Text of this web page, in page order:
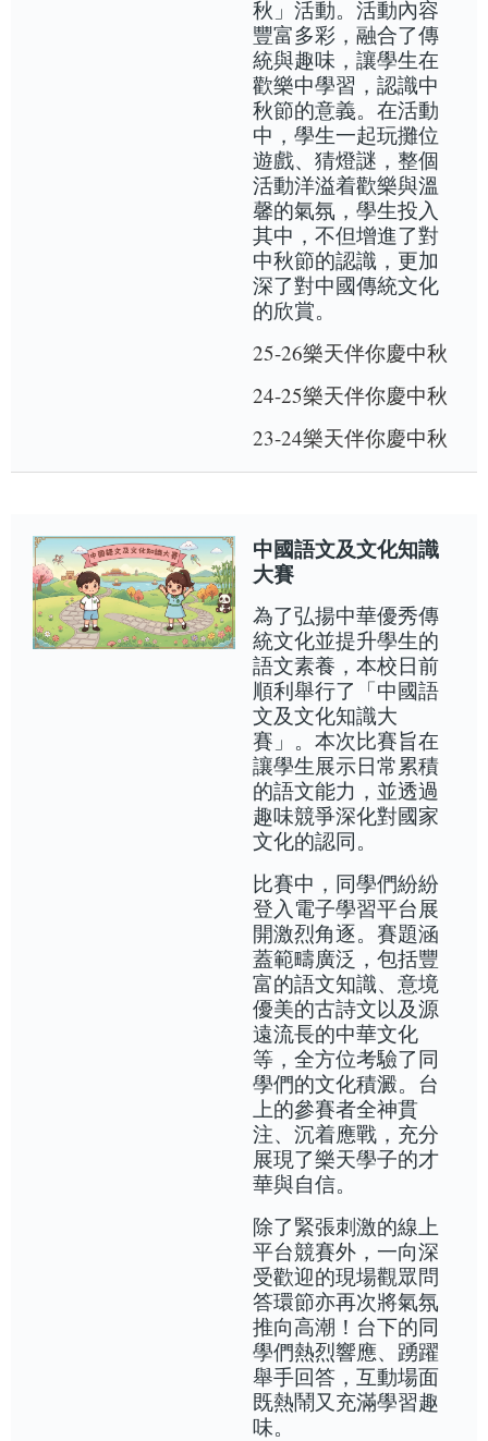
秋」活動。活動內容
豐富多彩，融合了傳
統與趣味，讓學生在
歡樂中學習，認識中
秋節的意義。在活動
中，學生一起玩攤位
遊戲、猜燈謎，整個
活動洋溢着歡樂與溫
馨的氣氛，學生投入
其中，不但增進了對
中秋節的認識，更加
深了對中國傳統文化
的欣賞。
25-26樂天伴你慶中秋
24-25樂天伴你慶中秋
23-24樂天伴你慶中秋
中國語文及文化知識
大賽
為了弘揚中華優秀傳
統文化並提升學生的
語文素養，本校日前
順利舉行了「中國語
文及文化知識大
賽」。本次比賽旨在
讓學生展示日常累積
的語文能力，並透過
趣味競爭深化對國家
文化的認同。
比賽中，同學們紛紛
登入電子學習平台展
開激烈角逐。賽題涵
蓋範疇廣泛，包括豐
富的語文知識、意境
優美的古詩文以及源
遠流長的中華文化
等，全方位考驗了同
學們的文化積澱。台
上的參賽者全神貫
注、沉着應戰，充分
展現了樂天學子的才
華與自信。
除了緊張刺激的線上
平台競賽外，一向深
受歡迎的現場觀眾問
答環節亦再次將氣氛
推向高潮！台下的同
學們熱烈響應、踴躍
舉手回答，互動場面
既熱鬧又充滿學習趣
味。